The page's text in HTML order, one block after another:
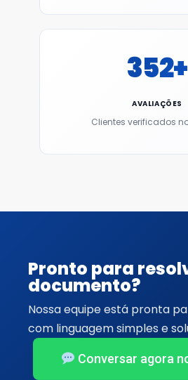
352+
AVALIAÇÕES
Clientes verificados
Pronto para
documento?
Nossa equipe está pronta
com linguagem simples e
Conversar agora